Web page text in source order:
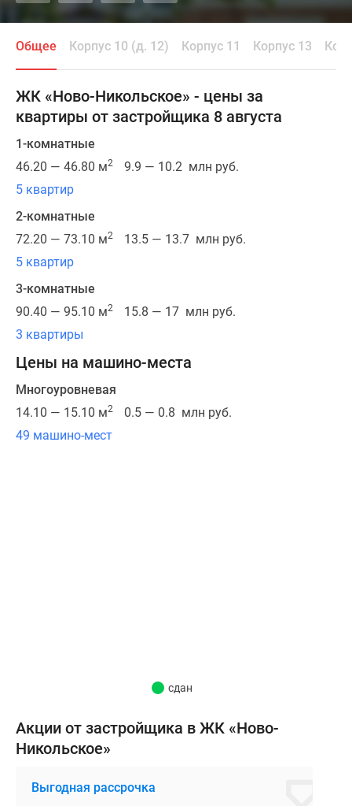
на
территории
Троицкого
автономного
На
участке
площадью
115
расположено
несколько
сотен
многоквартирных
корпусов
высотой
6-
9
и
приватных
жилых
коттеджей
современных,
долговечных
экологически
Общее Корпус 10 (д. 12) Корпус 11 Корпус 13
ЖК «Ново-Никольское» - цены за
квартиры от застройщика 8 августа
1-комнатные
46.20 — 46.80 м2
9.9 — 10.2 млн руб.
5 квартир
2-комнатные
72.20 — 73.10 м2
13.5 — 13.7 млн руб.
5 квартир
3-комнатные
90.40 — 95.10 м2
15.8 — 17 млн руб.
3 квартиры
Цены на машино-места
Многоуровневая
14.10 — 15.10 м2
0.5 — 0.8 млн руб.
49 машино-мест
сдан
Акции от застройщика в ЖК «Ново-
Никольское»
Выгодная рассрочка